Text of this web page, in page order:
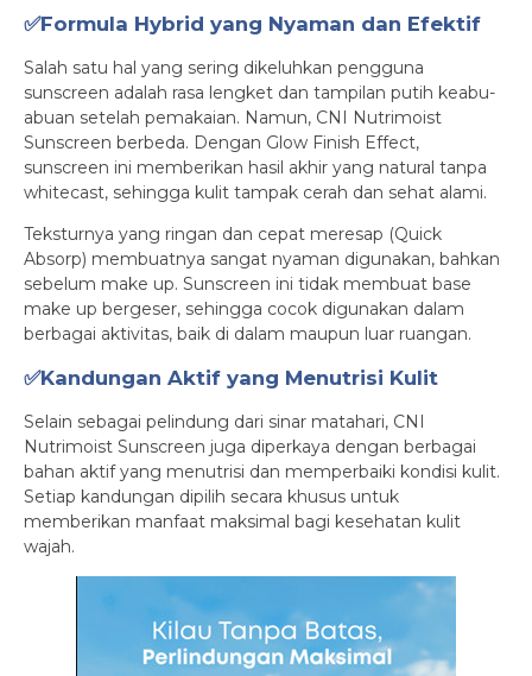
✅Formula Hybrid yang Nyaman dan Efektif
Salah satu hal yang sering dikeluhkan pengguna
sunscreen adalah rasa lengket dan tampilan putih keabu-
abuan setelah pemakaian. Namun, CNI Nutrimoist
Sunscreen berbeda. Dengan Glow Finish Effect,
sunscreen ini memberikan hasil akhir yang natural tanpa
whitecast, sehingga kulit tampak cerah dan sehat alami.
Teksturnya yang ringan dan cepat meresap (Quick
Absorp) membuatnya sangat nyaman digunakan, bahkan
sebelum make up. Sunscreen ini tidak membuat base
make up bergeser, sehingga cocok digunakan dalam
berbagai aktivitas, baik di dalam maupun luar ruangan.
✅Kandungan Aktif yang Menutrisi Kulit
Selain sebagai pelindung dari sinar matahari, CNI
Nutrimoist Sunscreen juga diperkaya dengan berbagai
bahan aktif yang menutrisi dan memperbaiki kondisi kulit.
Setiap kandungan dipilih secara khusus untuk
memberikan manfaat maksimal bagi kesehatan kulit
wajah.